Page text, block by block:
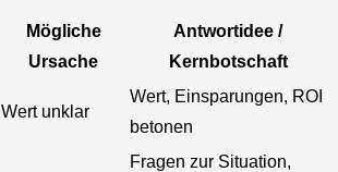
Mögliche
Ursache
Antwortidee /
Kernbotschaft
Wert unklar
Wert, Einsparungen, ROI
betonen
Fragen zur Situation,